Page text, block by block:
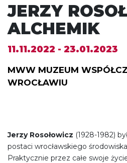
JERZY
ALCHEMIK
11.11.2022 - 23.01.2023
MWW MUZEUM
WROCŁAWIU
Jerzy Rosołowicz (1928-1982)
postaci wrocławskiego
Praktycznie przez całe swoje